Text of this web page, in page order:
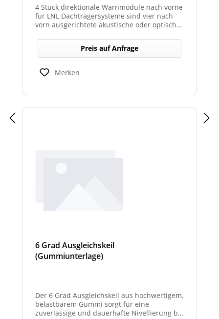
4 Stück direktionale Warnmodule nach vorne
für LNL Dachträgersysteme sind vier nach
vorn ausgerichtete akustische oder optische
befestigt werden, um in Fahrtrichtung
gezielte Warnsignale abzugeben. Sie
erhöhen die Sicht- und Hörbarkeit von
Warnhinweisen für Fahrer und Umfeld und
verbessern so die Sicherheit bei Einsatz-
Preis auf Anfrage
Merken
6 Grad Ausgleichskeil
(Gummiunterlage)
Der 6 Grad Ausgleichskeil aus hochwertigem,
belastbarem Gummi sorgt für eine
zuverlässige und dauerhafte Nivellierung bei